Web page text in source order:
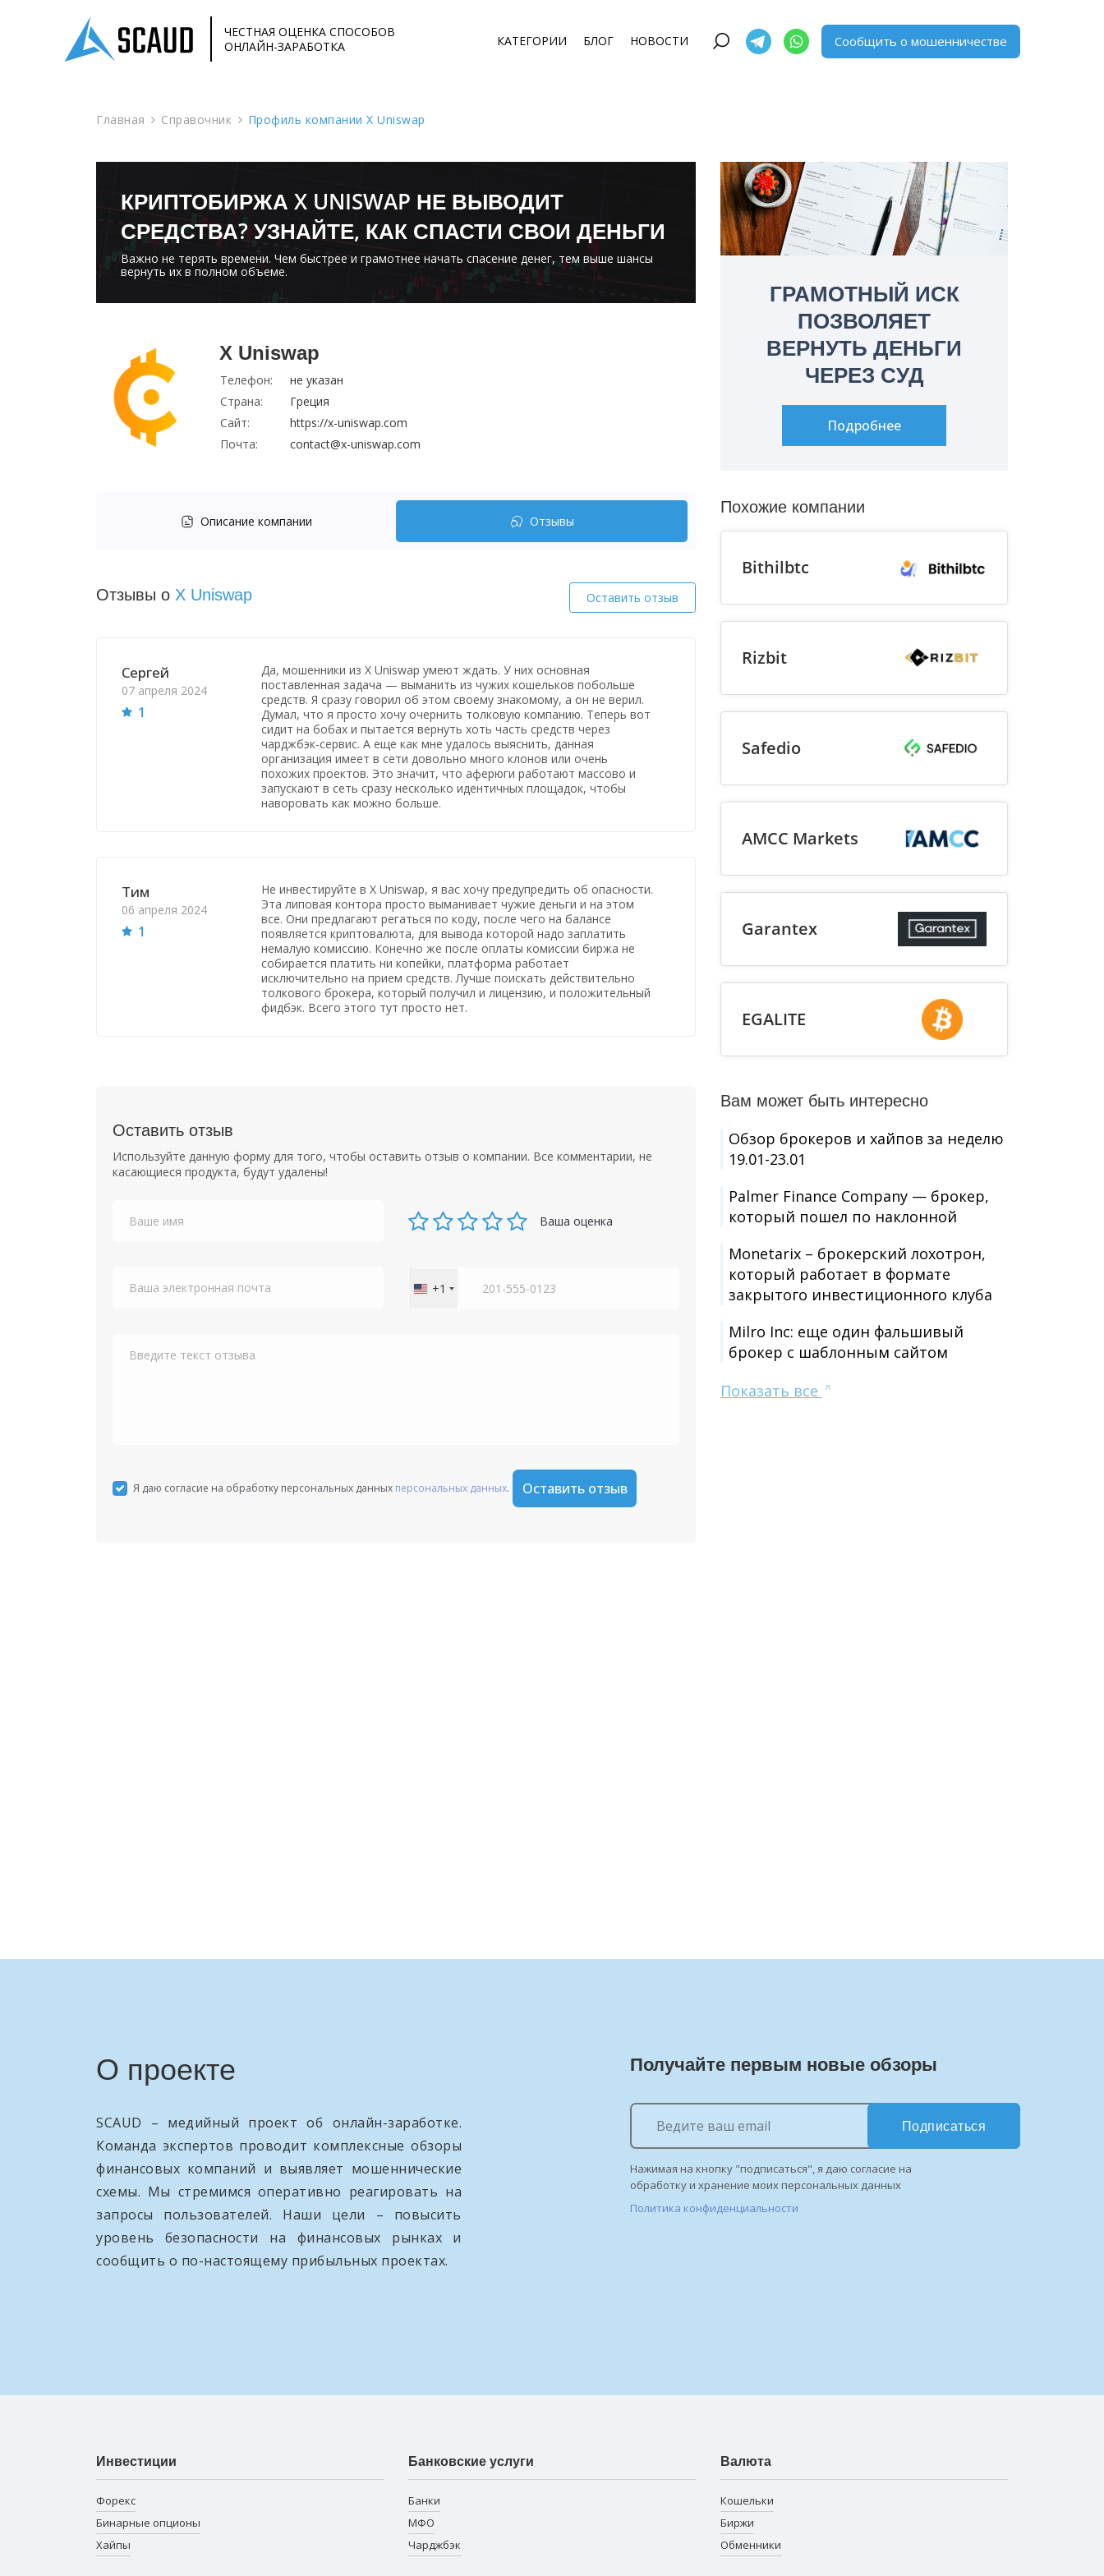
ЧЕСТНАЯ ОЦЕНКА СПОСОБОВ
ОНЛАЙН-ЗАРАБОТКА
КАТЕГОРИИ БЛОГ НОВОСТИ Сообщить о мошенничестве
Главная Справочник Профиль компании X Uniswap
КРИПТОБИРЖА X UNISWAP НЕ ВЫВОДИТ
СРЕДСТВА? УЗНАЙТЕ, КАК СПАСТИ СВОИ ДЕНЬГИ
Важно не терять времени. Чем быстрее и грамотнее начать спасение денег, тем выше шансы
вернуть их в полном объеме.
X Uniswap
Телефон:
не указан
Страна:
Греция
Сайт:
https://x-uniswap.com
Почта:
contact@x-uniswap.com
Описание компании Отзывы
Отзывы о X Uniswap Оставить отзыв
Сергей
07 апреля 2024
1
Да, мошенники из X Uniswap умеют ждать. У них основная
поставленная задача — выманить из чужих кошельков побольше
средств. Я сразу говорил об этом своему знакомому, а он не верил.
Думал, что я просто хочу очернить толковую компанию. Теперь вот
сидит на бобах и пытается вернуть хоть часть средств через
чарджбэк-сервис. А еще как мне удалось выяснить, данная
организация имеет в сети довольно много клонов или очень
похожих проектов. Это значит, что аферюги работают массово и
запускают в сеть сразу несколько идентичных площадок, чтобы
наворовать как можно больше.
Тим
06 апреля 2024
1
Не инвестируйте в X Uniswap, я вас хочу предупредить об опасности.
Эта липовая контора просто выманивает чужие деньги и на этом
все. Они предлагают регаться по коду, после чего на балансе
появляется криптовалюта, для вывода которой надо заплатить
немалую комиссию. Конечно же после оплаты комиссии биржа не
собирается платить ни копейки, платформа работает
исключительно на прием средств. Лучше поискать действительно
толкового брокера, который получил и лицензию, и положительный
фидбэк. Всего этого тут просто нет.
Оставить отзыв
Используйте данную форму для того, чтобы оставить отзыв о компании. Все комментарии, не
касающиеся продукта, будут удалены!
Ваша оценка
United
+1
Я даю согласие на обработку персональных данных персональных данных. Оставить отзыв
ГРАМОТНЫЙ ИСК
ПОЗВОЛЯЕТ
ВЕРНУТЬ ДЕНЬГИ
ЧЕРЕЗ СУД
Подробнее
Похожие компании
Bithilbtc
Rizbit
Safedio
AMCC Markets
Garantex
EGALITE
Вам может быть интересно
Обзор брокеров и хайпов за неделю
19.01-23.01
Palmer Finance Company — брокер,
который пошел по наклонной
Monetarix – брокерский лохотрон,
который работает в формате
закрытого инвестиционного клуба
Milro Inc: еще один фальшивый
брокер с шаблонным сайтом
Показать все
О проекте
SCAUD – медийный проект об онлайн-заработке.
Команда экспертов проводит комплексные обзоры
финансовых компаний и выявляет мошеннические
схемы. Мы стремимся оперативно реагировать на
запросы пользователей. Наши цели – повысить
уровень безопасности на финансовых рынках и
сообщить о по-настоящему прибыльных проектах.
Получайте первым новые обзоры
Подписаться
Нажимая на кнопку "подписаться", я даю согласие на
обработку и хранение моих персональных данных
Политика конфиденциальности
Инвестиции
Форекс
Бинарные опционы
Хайпы
Банковские услуги
Банки
МФО
Чарджбэк
Валюта
Кошельки
Биржи
Обменники